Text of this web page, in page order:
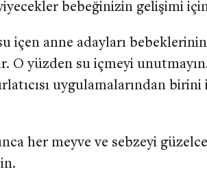
bebeğinizin gelişimi
içen anne adayları
O yüzden su içmeyi
uygulamalarından
her meyve ve sebzeyi güzelce